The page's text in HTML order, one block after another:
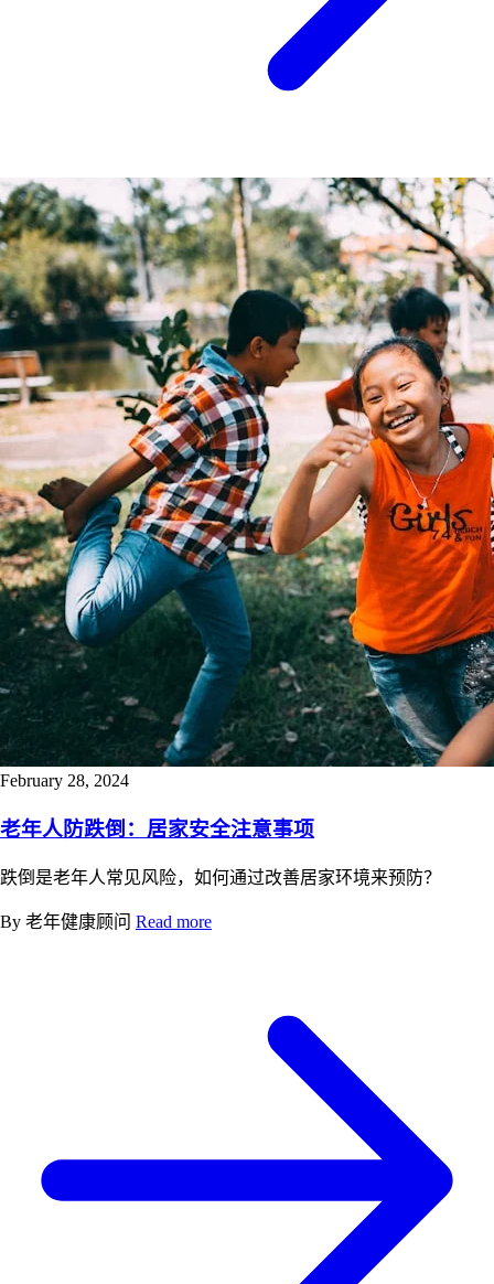
February 28, 2024
老年人防跌倒：居家安全注意事项
跌倒是老年人常见风险，如何通过改善居家环境来预防？
By 老年健康顾问 Read more